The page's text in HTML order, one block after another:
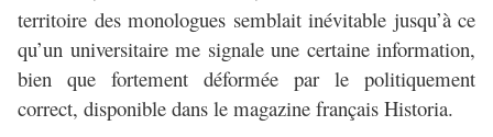
territoire des monologues semblait inévitable jusqu’à ce
qu’un universitaire me signale une certaine information,
bien que fortement déformée par le politiquement
correct, disponible dans le magazine français Historia.